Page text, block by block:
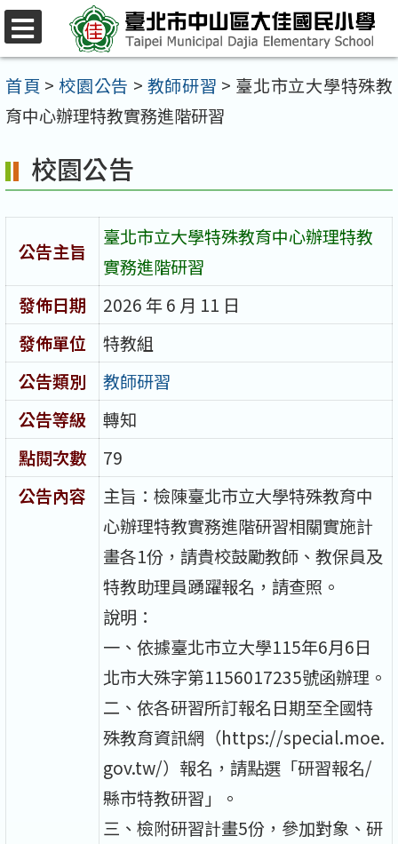
跳
至
主
要
容
區
首頁 > 校園公告 > 教師研習 > 臺北市立大學特殊教
育中心辦理特教實務進階研習
校園公告
公告主旨
臺北市立大學特殊教育中心辦理特教
實務進階研習
發佈日期
2026 年 6 月 11 日
發佈單位
特教組
公告類別
教師研習
公告等級
轉知
點閱次數
79
公告內容
主旨：檢陳臺北市立大學特殊教育中
心辦理特教實務進階研習相關實施計
畫各1份，請貴校鼓勵教師、教保員及
特教助理員踴躍報名，請查照。
說明：
一、依據臺北市立大學115年6月6日
北市大殊字第1156017235號函辦理。
二、依各研習所訂報名日期至全國特
殊教育資訊網（https://special.moe.
gov.tw/）報名，請點選「研習報名/
縣市特教研習」。
三、檢附研習計畫5份，參加對象、研
選
單